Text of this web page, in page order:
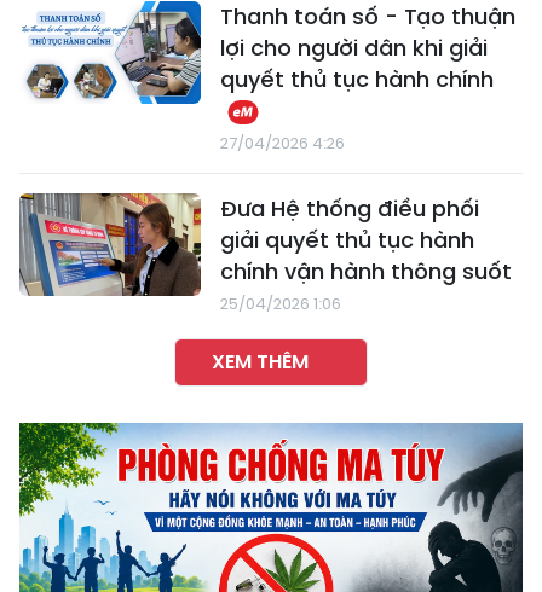
Thanh toán số - Tạo thuận
lợi cho người dân khi giải
quyết thủ tục hành chính
27/04/2026 4:26
Đưa Hệ thống điều phối
giải quyết thủ tục hành
chính vận hành thông suốt
25/04/2026 1:06
XEM THÊM